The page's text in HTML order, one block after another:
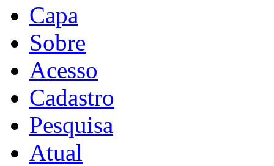
Capa
Sobre
Acesso
Cadastro
Pesquisa
Atual